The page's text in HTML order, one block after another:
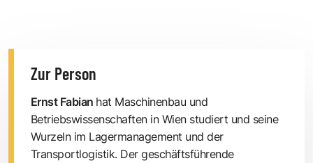
Zur Person
Ernst Fabian hat Maschinenbau und
Betriebswissenschaften in Wien studiert und seine
Wurzeln im Lagermanagement und der
Transportlogistik. Der geschäftsführende